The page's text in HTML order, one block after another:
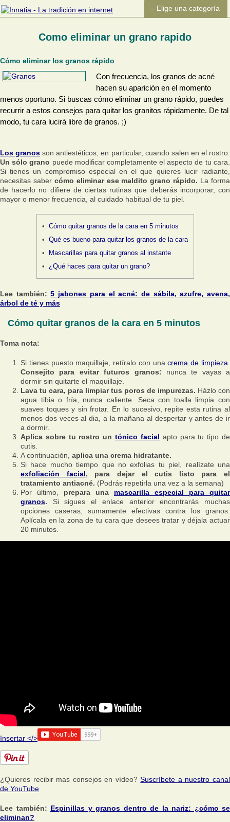
Como eliminar un grano rapido
Cómo eliminar los granos rápido
Con frecuencia, los granos de acné
hacen su aparición en el momento
menos oportuno. Si buscas cómo eliminar un grano rápido, puedes
recurrir a estos consejos para quitar los granitos rápidamente. De tal
modo, tu cara lucirá libre de granos. ;)
Los granos son antiestéticos, en particular, cuando salen en el rostro.
Un sólo grano puede modificar completamente el aspecto de tu cara.
Si tienes un compromiso especial en el que quieres lucir radiante,
necesitas saber cómo eliminar ese maldito grano rápido. La forma
de hacerlo no difiere de ciertas rutinas que deberás incorporar, con
mayor o menor frecuencia, al cuidado habitual de tu piel.
Cómo quitar granos de la cara en 5 minutos
Qué es bueno para quitar los granos de la cara
Mascarillas para quitar granos al instante
¿Qué haces para quitar un grano?
Lee también:5 jabones para el acné: de sábila, azufre, avena,
árbol de té y más
Cómo quitar granos de la cara en 5 minutos
Toma nota:
Si tienes puesto maquillaje, retíralo con unacrema de limpieza
Consejito para evitar futuros granos: nunca te vayas a
dormir sin quitarte el maquillaje.
Lava tu cara, para limpiar tus poros de impurezas. Házlo con
agua tibia o fría, nunca caliente. Seca con toalla limpia con
suaves toques y sin frotar. En lo sucesivo, repite esta rutina al
menos dos veces al dia, a la mañana al despertar y antes de ir
a dormir.
Aplica sobre tu rostro untónico facial apto para tu tipo de
cutis.
A continuación, aplica una crema hidratante.
Si hace mucho tiempo que no exfolias tu piel, realízate una
exfoliación facial, para dejar el cutis listo para el
tratamiento antiacné. (Podrás repetirla una vez a la semana)
Por último, prepara una mascarilla especial para quitar
granos. Si sigues el enlace anterior encontrarás muchas
opciones caseras, sumamente efectivas contra los granos.
Aplícala en la zona de tu cara que desees tratar y déjala actuar
20 minutos.
Insertar </>
¿Quieres recibir mas consejos en vídeo?Suscríbete a nuestro canal
de YouTube
Lee también: Espinillas y granos dentro de la nariz: ¿cómo se
eliminan?